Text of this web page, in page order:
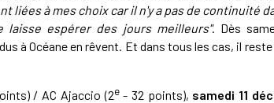
liées à mes choix car il n'y a pas de continuité
laisse espérer des jours meilleurs". Dès
à Océane en rêvent. Et dans tous les cas, il
/ AC Ajaccio (2e- 32 points), samedi 11